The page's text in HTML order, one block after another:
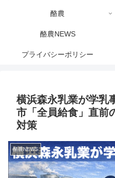
酪農
酪農NEWS
プライバシーポリシー
横浜森永乳業が学乳
市「全員給食」直前
対策
酪農NEWS